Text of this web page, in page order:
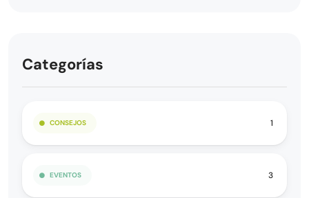
Categorías
CONSEJOS 1
EVENTOS 3